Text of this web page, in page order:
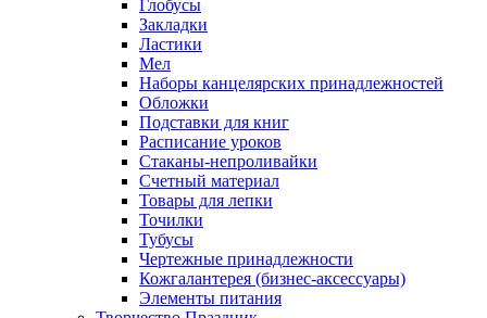
Глобусы
Закладки
Ластики
Мел
Наборы канцелярских принадлежностей
Обложки
Подставки для книг
Расписание уроков
Стаканы-непроливайки
Счетный материал
Товары для лепки
Точилки
Тубусы
Чертежные принадлежности
Кожгалантерея (бизнес-аксессуары)
Элементы питания